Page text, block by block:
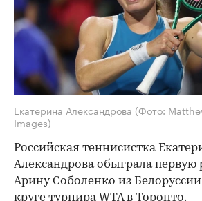
Екатерина Александрова (Фото:
Images)
Российская теннисистка
Александрова обыграла первую
Арину Соболенко из
круге турнира WTA в Торонто.